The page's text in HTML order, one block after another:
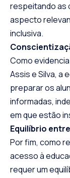
respeitando as
aspecto
inclusiva.
Como
Assis e Silva, a
preparar os
informadas,
em que estão
Equilíbrio
Por fim, como
acesso à
requer um